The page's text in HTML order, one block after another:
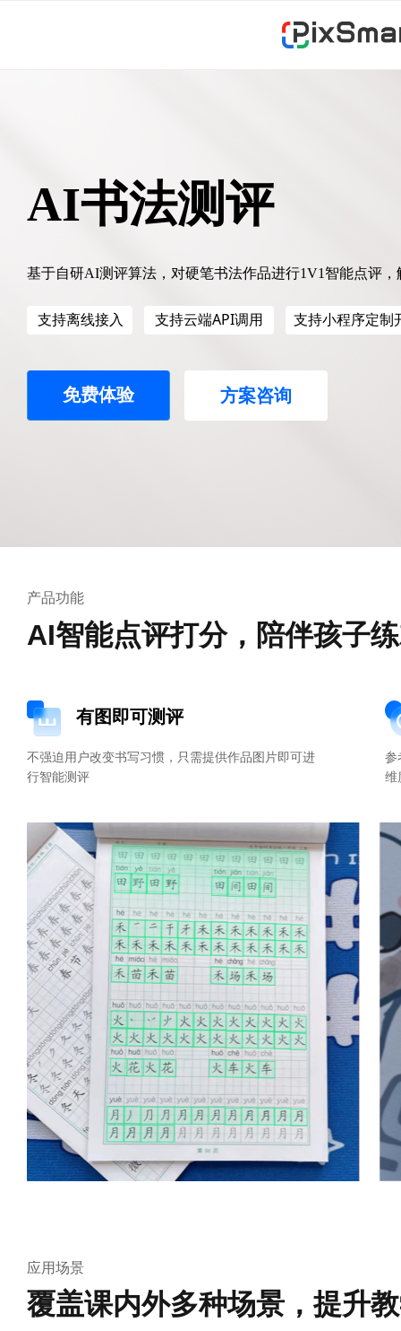
AI书法测评
基于自研AI测评算法，对硬笔书法作品进行1V1智能点评
支持离线接入 支持云端API调用 支持小程序定制
免费体验 方案咨询
产品功能
AI智能点评打分，陪伴孩子
有图即可测评
不强迫用户改变书写习惯，只需提供作品图片即可进
行智能测评
参
维
应用场景
覆盖课内外多种场景，提升